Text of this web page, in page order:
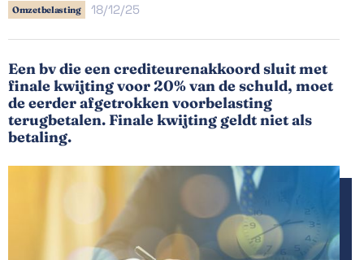
Omzetbelasting 18/12/25
Een bv die een crediteurenakkoord sluit met
finale kwijting voor 20% van de schuld, moet
de eerder afgetrokken voorbelasting
terugbetalen. Finale kwijting geldt niet als
betaling.